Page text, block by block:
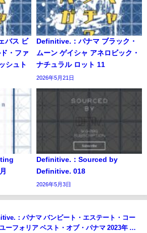
バス ビ
・ファ
シュト
Definitive.：パナマ ブラック・
ムーン ゲイシャ アネロビック・
ナチュラル ロット 11
2026年5月21日
Definitive.：Sourced by
Definitive. 018
2026年5月3日
：パナマ バンビート・エステート・コー
ーフォリア ベスト・オブ・パナマ 2023年 ゲ